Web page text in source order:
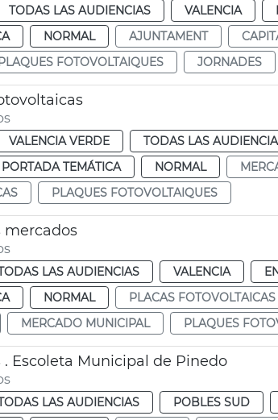
TODAS LAS AUDIENCIAS VALENCIA
NORMAL AJUNTAMENT
FOTOVOLTAIQUES JORNADES
VALENCIA VERDE TODAS LAS
TEMÁTICA NORMAL
PLAQUES FOTOVOLTAIQUES
mercados
LAS AUDIENCIAS VALENCIA
NORMAL PLACAS FOTOVOLTAICAS
MERCADO MUNICIPAL PLAQUES
Escoleta Municipal de Pinedo
LAS AUDIENCIAS POBLES SUD